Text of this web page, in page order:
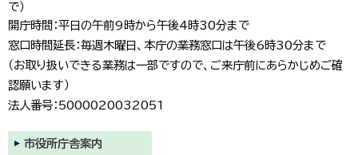
で）
開庁時間：平日の午前9時から午後4時30分まで
窓口時間延長：毎週木曜日、本庁の業務窓口は午後6時30分まで
（お取り扱いできる業務は一部ですので、ご来庁前にあらかじめご確
認願います）
法人番号：5000020032051
市役所庁舎案内